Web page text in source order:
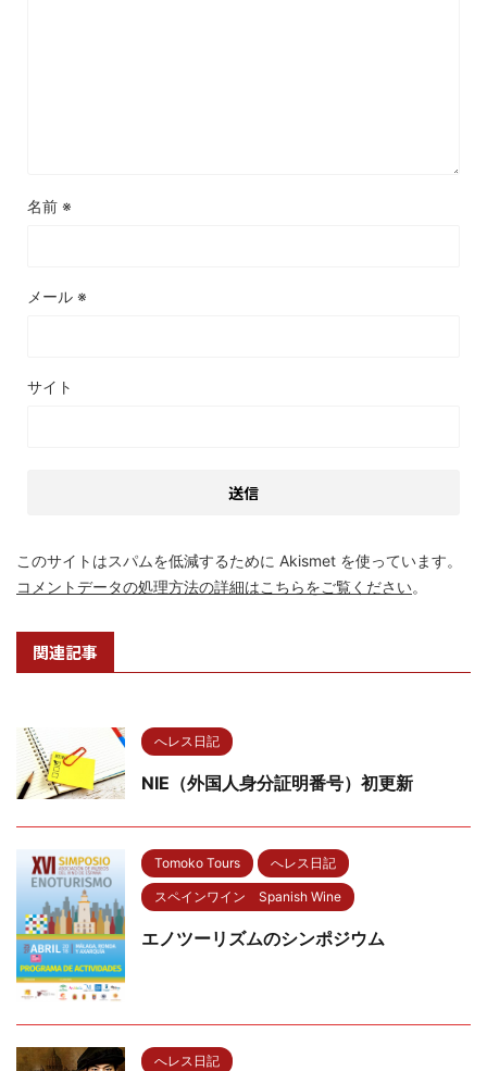
名前 ※
メール ※
サイト
このサイトはスパムを低減するために Akismet を使っています。
コメントデータの処理方法の詳細はこちらをご覧ください。
関連記事
へレス日記
NIE（外国人身分証明番号）初更新
Tomoko Tours へレス日記
スペインワイン Spanish Wine
エノツーリズムのシンポジウム
へレス日記